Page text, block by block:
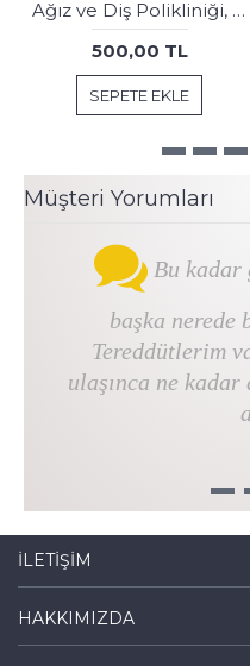
Ağız ve Diş Polikliniği, Dişçi Tabloları Dekoratif Diş, Dekoratif Dişçi, Dişçi Dekorasyonu dsc462
500,00 TL
SEPETE EKLE
Müşteri Yorumları
Bu
başka
Tereddütlerim
ulaşınca ne
1
İLETIŞIM
HAKKIMIZDA